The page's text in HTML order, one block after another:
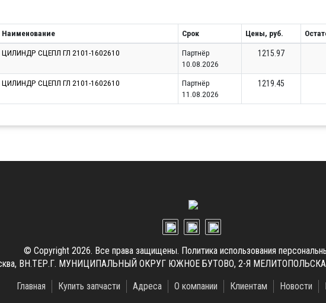
Наименование Срок Цены, руб.
ЦИЛИНДР СЦЕПЛ ГЛ 2101-1602610
Партнёр
10.08.2026
1215.97
ЦИЛИНДР СЦЕПЛ ГЛ 2101-1602610
Партнёр
11.08.2026
1219.45
© Copyright 2026. Все права защищены. Политика использования
ВН.ТЕР.Г. МУНИЦИПАЛЬНЫЙ ОКРУГ ЮЖНОЕ БУТОВО, 2-Я
Главная
Купить запчасти Адреса О компании Клиентам Новости